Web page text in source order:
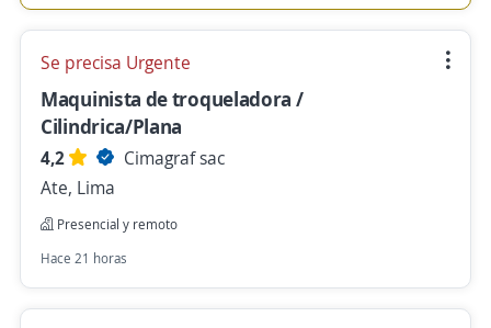
Se precisa Urgente
Maquinista de troqueladora /
Cilindrica/Plana
4,2
Cimagraf sac
Ate, Lima
Presencial y remoto
Hace 21 horas